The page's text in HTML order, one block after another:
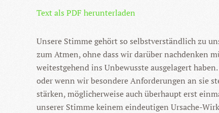
Text als PDF herunterladen
Unsere Stimme gehört so selbstverständlich zu
zum Atmen, ohne dass wir darüber nachdenken
weitestgehend ins Unbewusste ausgelagert
oder wenn wir besondere Anforderungen an sie
stärken, möglicherweise auch überhaupt erst
unserer Stimme keinem eindeutigen Ursache-